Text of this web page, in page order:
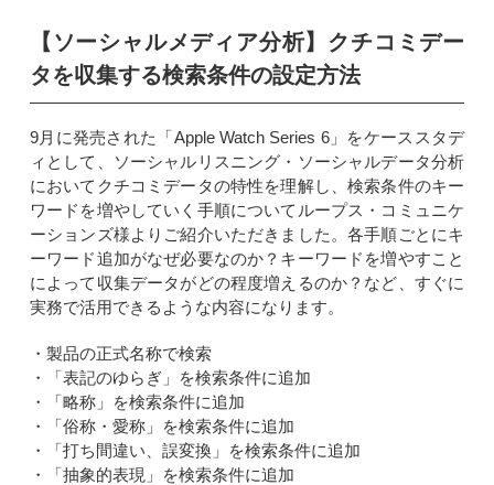
【ソーシャルメディア分析】クチコミデー
タを収集する検索条件の設定方法
9月に発売された「Apple Watch Series 6」をケーススタデ
ィとして、ソーシャルリスニング・ソーシャルデータ分析
においてクチコミデータの特性を理解し、検索条件のキー
ワードを増やしていく手順についてループス・コミュニケ
ーションズ様よりご紹介いただきました。各手順ごとにキ
ーワード追加がなぜ必要なのか？キーワードを増やすこと
によって収集データがどの程度増えるのか？など、すぐに
実務で活用できるような内容になります。
・製品の正式名称で検索
・「表記のゆらぎ」を検索条件に追加
・「略称」を検索条件に追加
・「俗称・愛称」を検索条件に追加
・「打ち間違い、誤変換」を検索条件に追加
・「抽象的表現」を検索条件に追加